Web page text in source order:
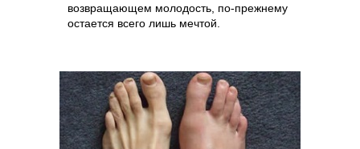
возвращающем молодость, по-прежнему
остается всего лишь мечтой.